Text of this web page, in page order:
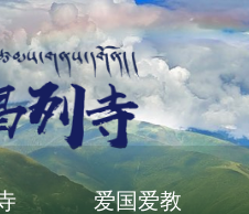
爱国爱教